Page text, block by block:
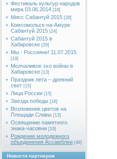
Фестиваль культур народов
мира 03.06.2014 [18]
Мисс Сабантуй 2015 [28]
Комсомольск-на-Амуре
Сабантуй 2015 [24]
Сабантуй 2015 в
Хабаровске [29]
Мы - Россияне! 11.07.2015
[19]
Молчаливое эхо войны в
Хабаровске [13]
Праздник лета – древний
свет [15]
Лица России [15]
Звезда победы [18]
Возложение цветов на
Площади Славы [13]
Освящение памятного
знака-часовни [19]
Рождение молодежного
объединения Ассамблеи [46]
Новости партнеров